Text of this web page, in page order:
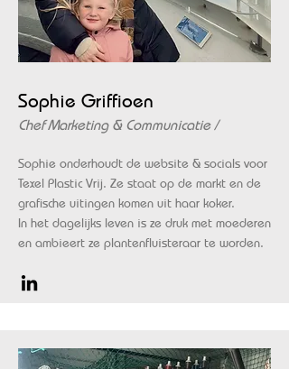
Sophie Griffioen
Chef Marketing & Communicatie /
Sophie onderhoudt de website & socials voor
Texel Plastic Vrij. Ze staat op de markt en de
grafische uitingen komen uit haar koker.
In het dagelijks leven is ze druk met moederen
en ambieert ze plantenfluisteraar te worden.